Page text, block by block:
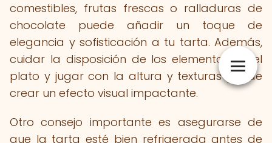
comestibles, frutas frescas o ralladuras de
chocolate puede añadir un toque de
elegancia y sofisticación a tu tarta. Además,
cuidar la disposición de los elementos en el
plato y jugar con la altura y texturas puede
crear un efecto visual impactante.
Otro consejo importante es asegurarse de
que la tarta esté bien refrigerada antes de